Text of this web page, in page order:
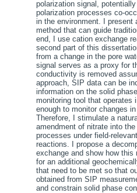
polarization signal,
polarization processes co-
in the environment. I present
method that can guide
end, I use cation exchange
second part of this
from a change in the pore
signal serves as a proxy for
conductivity is removed
approach, SIP data can be
information on the solid
monitoring tool that
enough to monitor changes
Therefore, I stimulate a
amendment of nitrate into
processes under field-
reactions. I propose a
exchange and show how
for an additional
that need to be met so that
obtained from SIP
and constrain solid phase